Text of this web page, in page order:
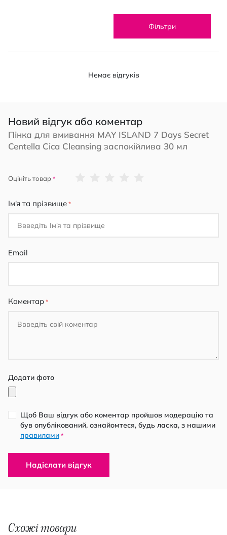
Фільтри
Немає відгуків
Новий відгук або коментар
Пінка для вмивання MAY ISLAND 7 Days Secret
Centella Cica Cleansing заспокійлива 30 мл
Оцініть товар
Ім'я та прізвище
Email
Коментар
Додати фото
Щоб Ваш відгук або коментар пройшов модерацію та
був опублікований, ознайомтеся, будь ласка, з нашими
правилами *
Надіслати відгук
Схожі товари